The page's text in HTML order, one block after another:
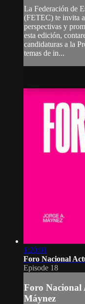
La Federación de
(FETEC) te invita
perspectivas y
esta edición,
candidaturas a la
temas de in...
1:20:01
Foro Nacional
Episode 18
Foro Nacional
Máynez